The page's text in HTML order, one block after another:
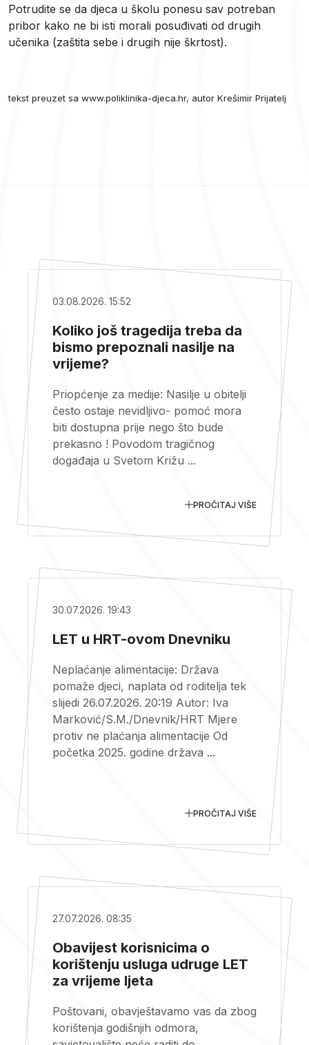
Potrudite se da djeca u školu ponesu sav potreban
pribor kako ne bi isti morali posuđivati od drugih
učenika (zaštita sebe i drugih nije škrtost).
tekst preuzet sa www.poliklinika-djeca.hr, autor Krešimir Prijatelj
03.08.2026. 15:52
Koliko još tragedija treba da
bismo prepoznali nasilje na
vrijeme?
Priopćenje za medije: Nasilje u obitelji
često ostaje nevidljivo- pomoć mora
biti dostupna prije nego što bude
prekasno ! Povodom tragičnog
događaja u Svetom Križu ...
PROČITAJ VIŠE
30.07.2026. 19:43
LET u HRT-ovom Dnevniku
Neplaćanje alimentacije: Država
pomaže djeci, naplata od roditelja tek
slijedi 26.07.2026. 20:19 Autor: Iva
Marković/S.M./Dnevnik/HRT Mjere
protiv ne plaćanja alimentacije Od
početka 2025. godine država ...
PROČITAJ VIŠE
27.07.2026. 08:35
Obavijest korisnicima o
korištenju usluga udruge LET
za vrijeme ljeta
Poštovani, obavještavamo vas da zbog
korištenja godišnjih odmora,